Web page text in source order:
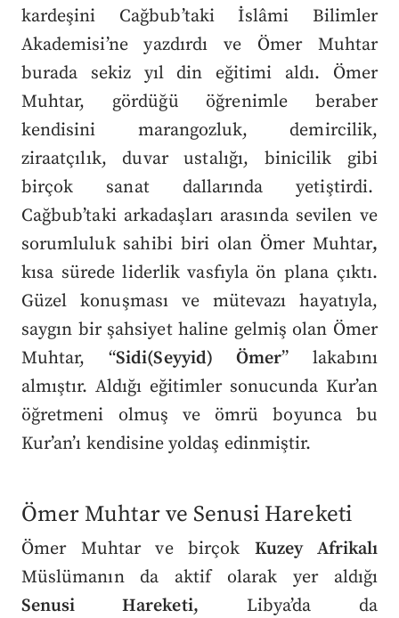
kardeşini Cağbub’taki İslâmi Bilimler
Akademisi’ne yazdırdı ve Ömer Muhtar
burada sekiz yıl din eğitimi aldı. Ömer
Muhtar, gördüğü öğrenimle beraber
kendisini marangozluk, demircilik,
ziraatçılık, duvar ustalığı, binicilik gibi
birçok sanat dallarında yetiştirdi.
Cağbub’taki arkadaşları arasında sevilen ve
sorumluluk sahibi biri olan Ömer Muhtar,
kısa sürede liderlik vasfıyla ön plana çıktı.
Güzel konuşması ve mütevazı hayatıyla,
saygın bir şahsiyet haline gelmiş olan Ömer
Muhtar, “Sidi(Seyyid) Ömer” lakabını
almıştır. Aldığı eğitimler sonucunda Kur’an
öğretmeni olmuş ve ömrü boyunca bu
Kur’an’ı kendisine yoldaş edinmiştir.
Ömer Muhtar ve Senusi Hareketi
Ömer Muhtar ve birçok Kuzey Afrikalı
Müslümanın da aktif olarak yer aldığı
Senusi Hareketi, Libya’da da